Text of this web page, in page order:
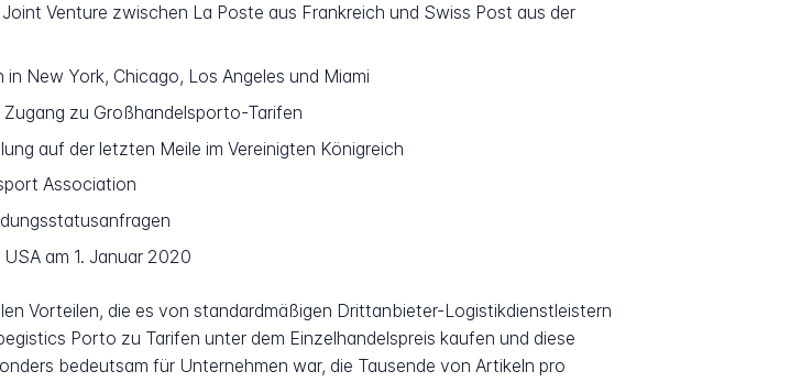
Venture zwischen La Poste aus Frankreich und Swiss Post aus der
New York, Chicago, Los Angeles und Miami
zu Großhandelsporto-Tarifen
auf der letzten Meile im Vereinigten Königreich
Association
am 1. Januar 2020
Vorteilen, die es von standardmäßigen Drittanbieter-Logistikdienstleistern
Porto zu Tarifen unter dem Einzelhandelspreis kaufen und diese
bedeutsam für Unternehmen war, die Tausende von Artikeln pro